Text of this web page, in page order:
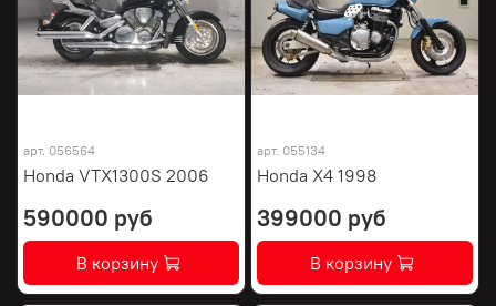
арт. 056564
Honda VTX1300S 2006
590000 руб
В корзину
арт. 055134
Honda X4 1998
399000 руб
В корзину